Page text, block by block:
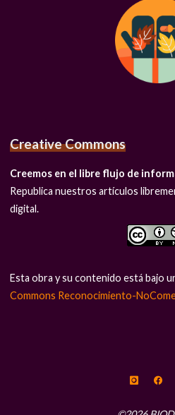
Creative Commons
Creemos en el libre flujo de
Republica nuestros artículos
digital.
Esta obra y su contenido está bajo
Commons Reconocimiento-